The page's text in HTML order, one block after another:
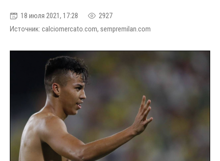
18 июля 2021, 17:28
2927
Источник: calciomercato.com, sempremilan.com